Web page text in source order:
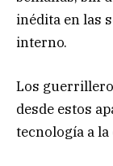
inédita en las
interno.
Los
desde estos
tecnología a